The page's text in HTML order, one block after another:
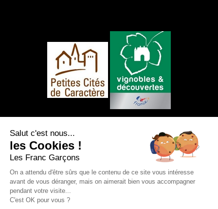
Mentions légales
des données personnelles
Création et référencement Site internet E-
Salut c'est nous...
les Cookies !
Les Franc Garçons
On a attendu d'être sûrs que le contenu de ce site vous intéresse
avant de vous déranger, mais on aimerait bien vous accompagner
pendant votre visite...
C'est OK pour vous ?